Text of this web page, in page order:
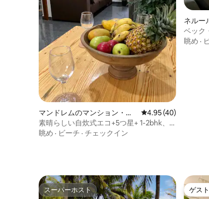
マンドレムのマンション・ア
パート
レビュー40件、5つ
4.95 (40)
素晴らしい自炊式エコ+5つ星+ 1-2bhk、
ビーチ2分
眺め · ビーチ · チェックイン
ネルー
ート
ベック
眺め ·
スーパーホスト
スーパーホスト ゲス
ゲス